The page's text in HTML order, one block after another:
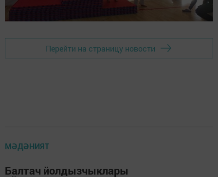
Перейти на страницу новости
МӘДӘНИЯТ
Балтач йолдызчыклары